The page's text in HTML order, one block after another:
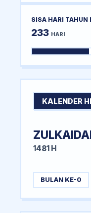
SISA HARI TAHUN
233 HARI
KALENDER
1481 H
BULAN KE-0